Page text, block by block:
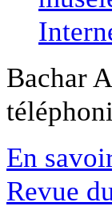
Bachar
En
Revue